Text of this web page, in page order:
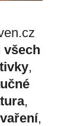
všech
,
,
vaření,